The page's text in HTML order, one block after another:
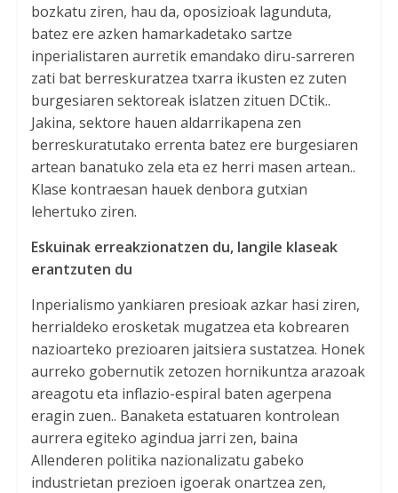
bozkatu ziren, hau da, oposizioak lagunduta,
batez ere azken hamarkadetako sartze
inperialistaren aurretik emandako diru-sarreren
zati bat berreskuratzea txarra ikusten ez zuten
burgesiaren sektoreak islatzen zituen DCtik..
Jakina, sektore hauen aldarrikapena zen
berreskuratutako errenta batez ere burgesiaren
artean banatuko zela eta ez herri masen artean..
Klase kontraesan hauek denbora gutxian
lehertuko ziren.
Eskuinak erreakzionatzen du, langile klaseak
erantzuten du
Inperialismo yankiaren presioak azkar hasi ziren,
herrialdeko erosketak mugatzea eta kobrearen
nazioarteko prezioaren jaitsiera sustatzea. Honek
aurreko gobernutik zetozen hornikuntza arazoak
areagotu eta inflazio-espiral baten agerpena
eragin zuen.. Banaketa estatuaren kontrolean
aurrera egiteko agindua jarri zen, baina
Allenderen politika nazionalizatu gabeko
industrietan prezioen igoerak onartzea zen,